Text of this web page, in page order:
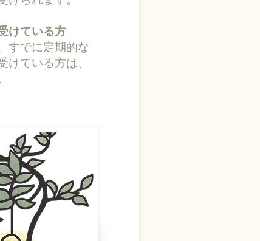
けている方
すでに定期的な
ている方は、